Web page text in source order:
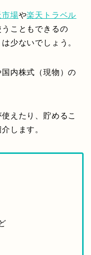
市場や楽天トラベル
こともできるの
少ないでしょう。
内株式（現物）の
えたり、貯めるこ
します。